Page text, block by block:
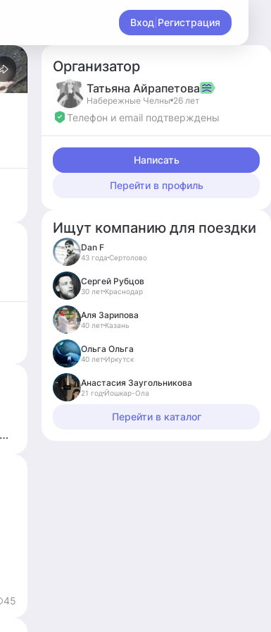
Вход Регистрация
45
Организатор
Татьяна Айрапетова
Набережные Челны 26 лет
Телефон и email подтверждены
Написать
Перейти в профиль
Ищут компанию для поездки
Dan F
43 года Сертолово
Сергей Рубцов
30 лет Краснодар
Аля Зарипова
40 лет Казань
Ольга Ольга
40 лет Иркутск
Анастасия Заугольникова
21 год Йошкар-Ола
Перейти в каталог